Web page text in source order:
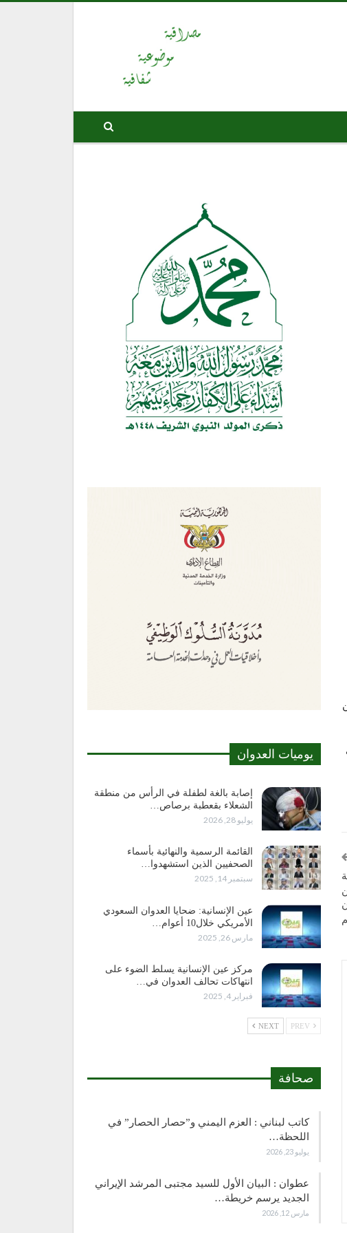
يوميات العدوان
إصابة بالغة لطفلة في الرأس من منطقة
الشعلاء بقعطبة برصاص…
يوليو 28, 2026
القائمة الرسمية والنهائية بأسماء
الصحفيين الذين استشهدوا…
سبتمبر 14, 2025
عين الإنسانية: ضحايا العدوان السعودي
الأمريكي خلال10 أعوام…
مارس 26, 2025
مركز عين الإنسانية يسلط الضوء على
انتهاكات تحالف العدوان في…
فبراير 4, 2025
NEXT
صحافة
كاتب لبناني : العزم اليمني و”حصار الحصار” في
اللحظة…
يوليو 23, 2026
عطوان : البيان الأول للسيد مجتبى المرشد الإيراني
الجديد يرسم خريطة…
مارس 12, 2026